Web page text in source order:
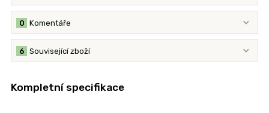
Komentáře
0
Související zboží
6
Kompletní specifikace